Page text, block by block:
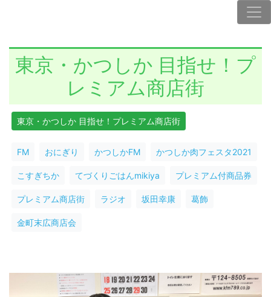
東京・かつしか 目指せ！プ
レミアム商店街
東京・かつしか 目指せ！プレミアム商店街
FM おにぎり かつしかFM かつしか肉フェスタ2021
こすぎちか てづくりごはんmikiya プレミアム付商品券
プレミアム商店街 ラジオ 坂田幸康 葛飾
金町末広商店会